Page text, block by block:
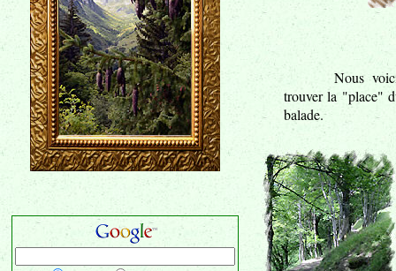
Nous
trouver la "place"
balade.